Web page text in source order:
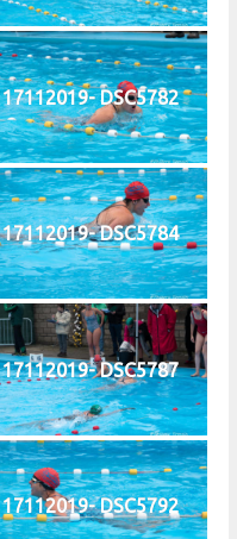
17112019- DSC5782
17112019- DSC5784
17112019- DSC5787
17112019- DSC5792